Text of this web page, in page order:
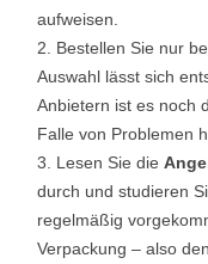
aufweisen.
Bestellen Sie nur
Auswahl lässt sich
Anbietern ist es noch
Falle von Problemen
Lesen Sie die
durch und studieren
regelmäßig
Verpackung – also